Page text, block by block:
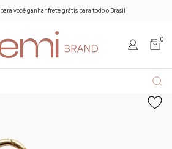
para você ganhar frete grátis para todo o Brasil
0